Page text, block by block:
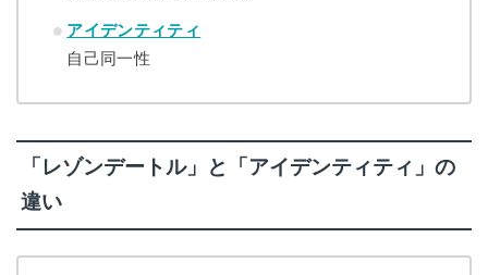
アイデンティティ
自己同一性
「レゾンデートル」と「アイデンティティ」の
違い